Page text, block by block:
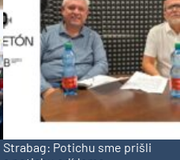
Strabag: Potichu sme prišli